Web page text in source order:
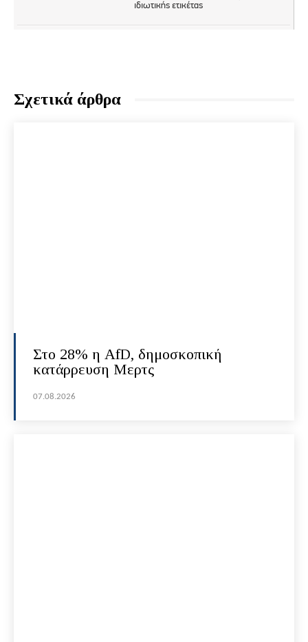
Σχετικά άρθρα
Στο 28% η AfD, δημοσκοπική
κατάρρευση Μερτς
07.08.2026